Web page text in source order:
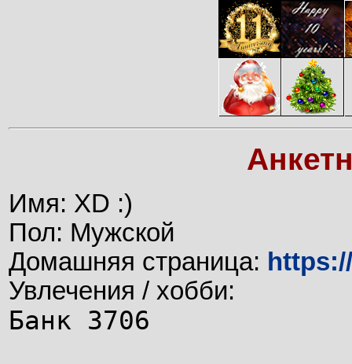
Имя: XD :)
Пол: Мужской
Домашняя страница:
Увлечения / хобби:
Банк 3706